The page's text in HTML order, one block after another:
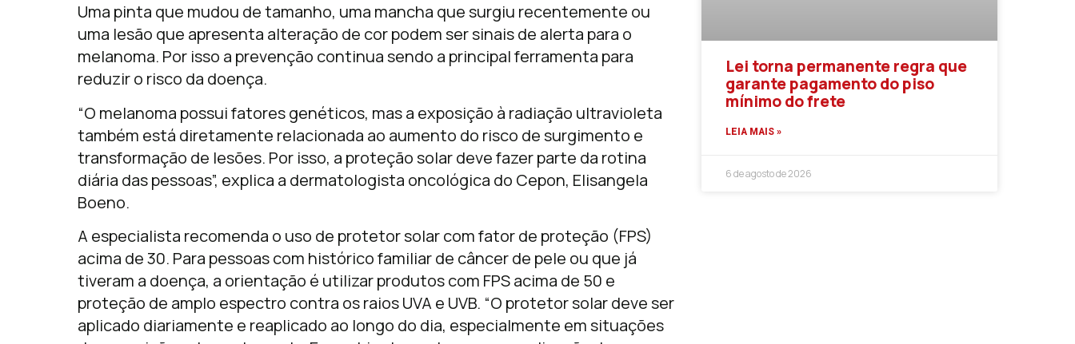
Uma pinta que mudou de tamanho, uma mancha que surgiu recentemente ou
uma lesão que apresenta alteração de cor podem ser sinais de alerta para o
melanoma. Por isso a prevenção continua sendo a principal ferramenta para
reduzir o risco da doença.
“O melanoma possui fatores genéticos, mas a exposição à radiação ultravioleta
também está diretamente relacionada ao aumento do risco de surgimento e
transformação de lesões. Por isso, a proteção solar deve fazer parte da rotina
diária das pessoas”, explica a dermatologista oncológica do Cepon, Elisangela
Boeno.
A especialista recomenda o uso de protetor solar com fator de proteção (FPS)
acima de 30. Para pessoas com histórico familiar de câncer de pele ou que já
tiveram a doença, a orientação é utilizar produtos com FPS acima de 50 e
proteção de amplo espectro contra os raios UVA e UVB. “O protetor solar deve ser
aplicado diariamente e reaplicado ao longo do dia, especialmente em situações
Lei torna permanente regra que
garante pagamento do piso
mínimo do frete
LEIA MAIS »
6 de agosto de 2026